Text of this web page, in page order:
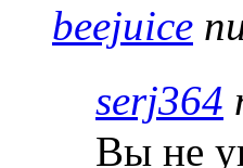
beejuice
serj364
Вы не